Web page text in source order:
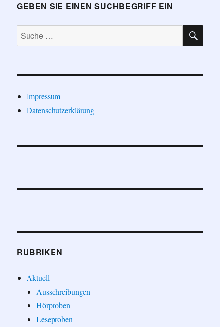
GEBEN SIE EINEN SUCHBEGRIFF EIN
Suche
nach:
Impressum
Datenschutzerklärung
RUBRIKEN
Aktuell
Ausschreibungen
Hörproben
Leseproben